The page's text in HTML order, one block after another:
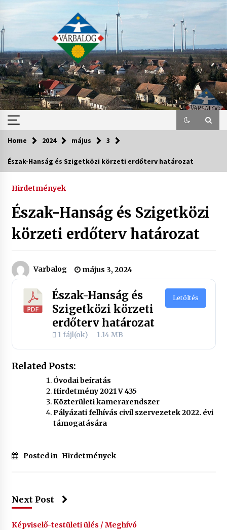
content
Home 2024 május 3
Észak-Hanság és Szigetközi körzeti erdőterv határozat
Hirdetmények
Észak-Hanság és Szigetközi
körzeti erdőterv határozat
Varbalog május 3, 2024
Észak-Hanság és
Szigetközi körzeti
erdőterv határozat
1 fájl(ok) 1.14 MB
Letöltés
Related Posts:
Óvodai beíratás
Hirdetmény 2021 V 435
Közterületi kamerarendszer
Pályázati felhívás civil szervezetek 2022. évi
támogatására
Posted in Hirdetmények
Next Post
Képviselő-testületi ülés / Meghívó